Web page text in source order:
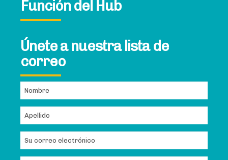
Función del Hub
Únete a nuestra lista de
correo